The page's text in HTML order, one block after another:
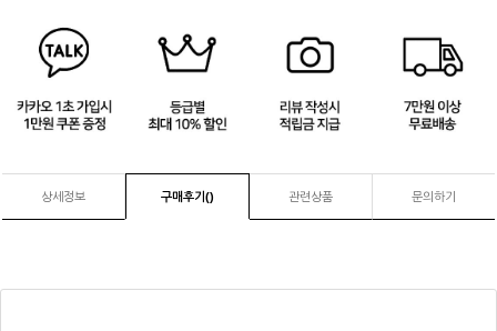
상세정보 구매후기() 관련상품 문의하기